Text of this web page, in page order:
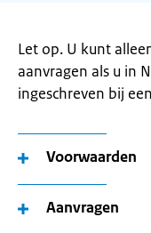
Let op. U kunt
aanvragen als u in
ingeschreven bij
Voorwaarden
Aanvragen